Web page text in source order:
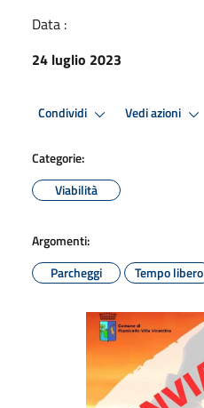
Data :
24 luglio 2023
Condividi Vedi azioni
Categorie:
Viabilità
Argomenti:
Parcheggi
Tempo libero